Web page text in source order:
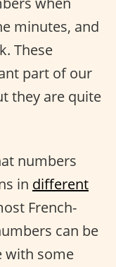
minutes, and
These
part of our
they are quite
numbers
in different
French-
can be
with some